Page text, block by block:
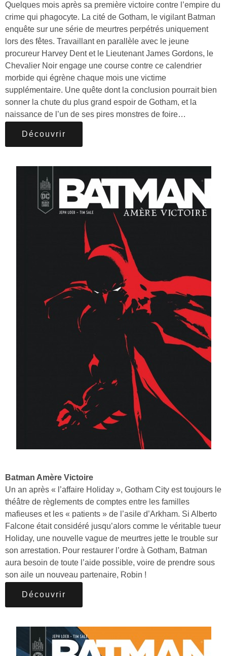
Quelques mois après sa première victoire contre l’empire du
crime qui phagocyte. La cité de Gotham, le vigilant Batman
enquête sur une série de meurtres perpétrés uniquement
lors des fêtes. Travaillant en parallèle avec le jeune
procureur Harvey Dent et le Lieutenant James Gordons, le
Chevalier Noir engage une course contre ce calendrier
morbide qui égrène chaque mois une victime
supplémentaire. Une quête dont la conclusion pourrait bien
sonner la chute du plus grand espoir de Gotham, et la
naissance de l’un de ses pires monstres de foire…
Découvrir
Batman Amère Victoire
Un an après « l’affaire Holiday », Gotham City est toujours le
théâtre de règlements de comptes entre les familles
mafieuses et les « patients » de l’asile d’Arkham. Si Alberto
Falcone était considéré jusqu’alors comme le véritable tueur
Holiday, une nouvelle vague de meurtres jette le trouble sur
son arrestation. Pour restaurer l’ordre à Gotham, Batman
aura besoin de toute l’aide possible, voire de prendre sous
son aile un nouveau partenaire, Robin !
Découvrir